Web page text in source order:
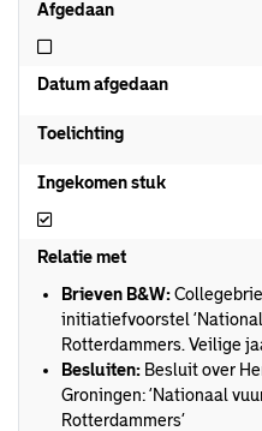
Afgedaan
Niet afgedaan
Datum afgedaan
Toelichting
Ingekomen stuk
Ingekomen stuk
Relatie met
Brieven B&W:
initiatiefvoorstel
Rotterdammers. Veilige
Besluiten: Besluit over
Groningen: ‘Nationaal
Rotterdammers’